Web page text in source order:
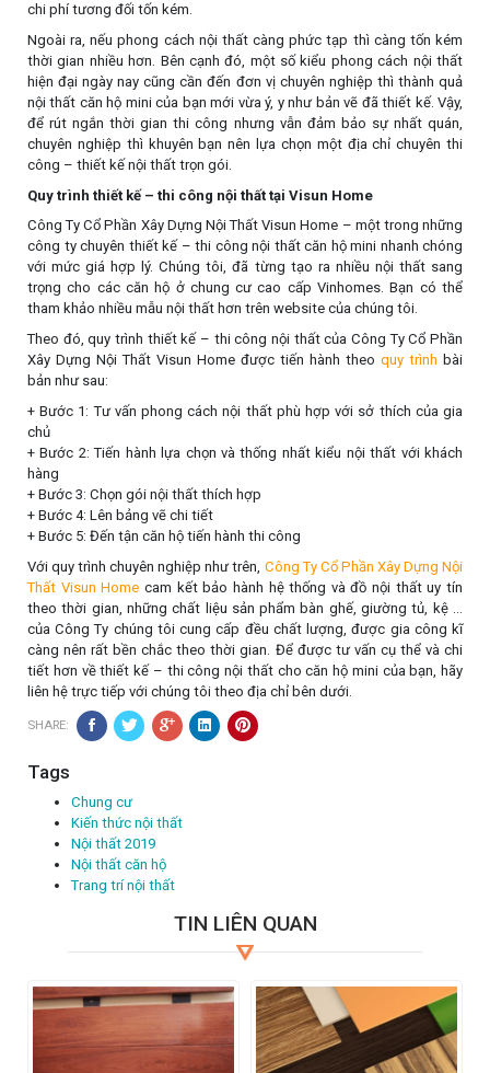
chi phí tương đối tốn kém.
Ngoài ra, nếu phong cách nội thất càng phức tạp thì càng tốn kém
thời gian nhiều hơn. Bên cạnh đó, một số kiểu phong cách nội thất
hiện đại ngày nay cũng cần đến đơn vị chuyên nghiệp thì thành quả
nội thất căn hộ mini của bạn mới vừa ý, y như bản vẽ đã thiết kế. Vậy,
để rút ngắn thời gian thi công nhưng vẫn đảm bảo sự nhất quán,
chuyên nghiệp thì khuyên bạn nên lựa chọn một địa chỉ chuyên thi
công – thiết kế nội thất trọn gói.
Quy trình thiết kế – thi công nội thất tại Visun Home
Công Ty Cổ Phần Xây Dựng Nội Thất Visun Home – một trong những
công ty chuyên thiết kế – thi công nội thất căn hộ mini nhanh chóng
với mức giá hợp lý. Chúng tôi, đã từng tạo ra nhiều nội thất sang
trọng cho các căn hộ ở chung cư cao cấp Vinhomes. Bạn có thể
tham khảo nhiều mẫu nội thất hơn trên website của chúng tôi.
Theo đó, quy trình thiết kế – thi công nội thất của Công Ty Cổ Phần
Xây Dựng Nội Thất Visun Home được tiến hành theo quy trình bài
bản như sau:
+ Bước 1: Tư vấn phong cách nội thất phù hợp với sở thích của gia
chủ
+ Bước 2: Tiến hành lựa chọn và thống nhất kiểu nội thất với khách
hàng
+ Bước 3: Chọn gói nội thất thích hợp
+ Bước 4: Lên bảng vẽ chi tiết
+ Bước 5: Đến tận căn hộ tiến hành thi công
Với quy trình chuyên nghiệp như trên, Công Ty Cổ Phần Xây Dựng Nội
Thất Visun Home cam kết bảo hành hệ thống và đồ nội thất uy tín
theo thời gian, những chất liệu sản phẩm bàn ghế, giường tủ, kệ …
của Công Ty chúng tôi cung cấp đều chất lượng, được gia công kĩ
càng nên rất bền chắc theo thời gian. Để được tư vấn cụ thể và chi
tiết hơn về thiết kế – thi công nội thất cho căn hộ mini của bạn, hãy
liên hệ trực tiếp với chúng tôi theo địa chỉ bên dưới.
SHARE:
Tags
Chung cư
Kiến thức nội thất
Nội thất 2019
Nội thất căn hộ
Trang trí nội thất
TIN LIÊN QUAN